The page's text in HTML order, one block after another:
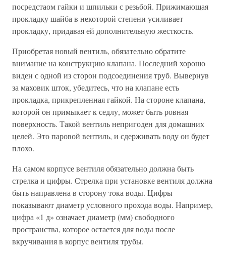
посредстаом гайки и шпильки с резьбой. Прижимающая
прокладку шайба в некоторой степени усиливает
прокладку, придавая ей дополнительную жесткость.
Приобретая новый вентиль, обязательно обратите
внимание на конструкцию клапана. Последний хорошо
виден с одной из сторон подсоединения труб. Вывернув
за маховик шток, убедитесь, что на клапане есть
прокладка, прикрепленная гайкой. На стороне клапана,
которой он примыкает к седлу, может быть ровная
поверхность. Такой вентиль непригоден для домашних
целей. Это паровой вентиль, и сдерживать воду он будет
плохо.
На самом корпусе вентиля обязательно должна быть
стрелка и цифры. Стрелка при установке вентиля должна
быть направлена в сторону тока воды. Цифры
показывают диаметр условного прохода воды. Например,
цифра «1 д» означает диаметр (мм) свободного
пространства, которое остается для воды после
вкручивания в корпус вентиля трубы.